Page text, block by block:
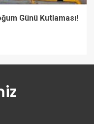
Günü Kutlaması!